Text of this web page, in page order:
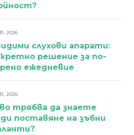
2026
слухови апарати:
решение за по-
ежедневие
2026
трябва да знаете
поставяне на зъбни